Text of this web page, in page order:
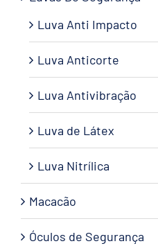
Luva Anti Impacto
Luva Anticorte
Luva Antivibração
Luva de Látex
Luva Nitrílica
Macacão
Óculos de Segurança